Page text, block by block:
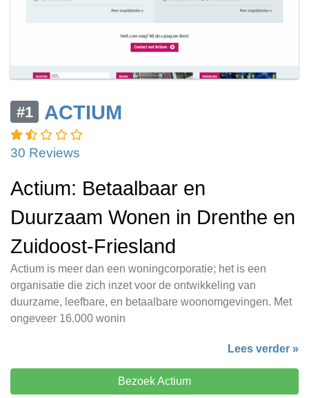
#1 ACTIUM
30 Reviews
Actium: Betaalbaar en
Duurzaam Wonen in Drenthe en
Zuidoost-Friesland
Actium is meer dan een woningcorporatie; het is een
organisatie die zich inzet voor de ontwikkeling van
duurzame, leefbare, en betaalbare woonomgevingen. Met
ongeveer 16.000 wonin
Lees verder »
Bezoek Actium